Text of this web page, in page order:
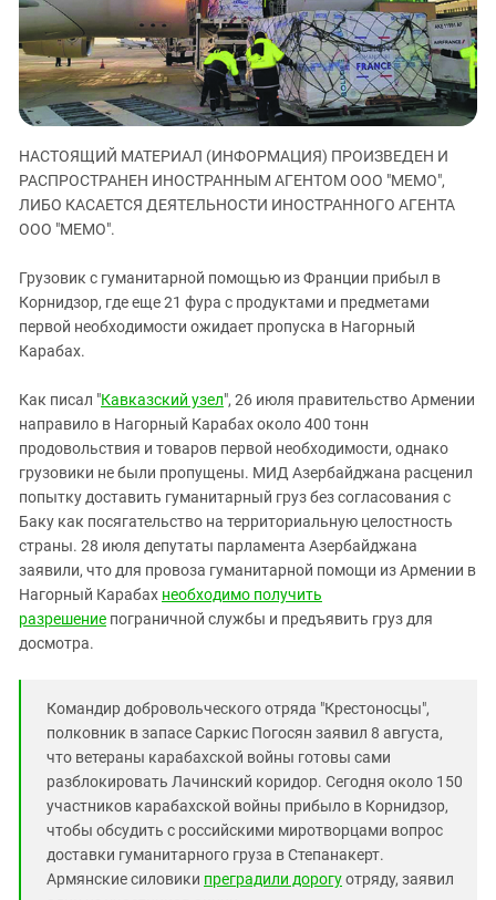
ЗАСТАВЛЯЕТ
КАВКАЗ ЗА ПАЛЕСТИНУ
ИНАКОМЫСЛИЕ В ЧЕЧНЕ
ПРЕСЛЕДОВАНИЕ АКТИВИСТОВ
МОБИЛИЗАЦИЯ И ПРОТЕСТЫ
Дагестан
Ингушетия
Кабардино-Балкария
Калмыкия
Карачаево-Черкесия
Краснодарский край
Нагорный Карабах
Северная Осетия - Алания
СКФО
Ставропольский край
Чечня
Южная Осетия
Южный Кавказ
ЮФО
НАСТОЯЩИЙ МАТЕРИАЛ (ИНФОРМАЦИЯ) ПРОИЗВЕДЕН И
РАСПРОСТРАНЕН ИНОСТРАННЫМ АГЕНТОМ ООО "МЕМО",
ЛИБО КАСАЕТСЯ ДЕЯТЕЛЬНОСТИ ИНОСТРАННОГО АГЕНТА
ООО "МЕМО".
Грузовик с гуманитарной помощью из Франции прибыл в
Корнидзор, где еще 21 фура с продуктами и предметами
первой необходимости ожидает пропуска в Нагорный
Карабах.
Как писал "Кавказский узел", 26 июля правительство Армении
направило в Нагорный Карабах около 400 тонн
продовольствия и товаров первой необходимости, однако
грузовики не были пропущены. МИД Азербайджана расценил
попытку доставить гуманитарный груз без согласования с
Баку как посягательство на территориальную целостность
страны. 28 июля депутаты парламента Азербайджана
заявили, что для провоза гуманитарной помощи из Армении в
Нагорный Карабах необходимо получить
разрешение пограничной службы и предъявить груз для
досмотра.
Командир добровольческого отряда "Крестоносцы",
полковник в запасе Саркис Погосян заявил 8 августа,
что ветераны карабахской войны готовы сами
разблокировать Лачинский коридор. Сегодня около 150
участников карабахской войны прибыло в Корнидзор,
чтобы обсудить с российскими миротворцами вопрос
доставки гуманитарного груза в Степанакерт.
Армянские силовики преградили дорогуотряду, заявил